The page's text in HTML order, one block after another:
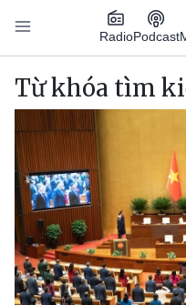
Nhảy đến nội dung
RadioPodcast
Main navigation
Từ khóa tìm